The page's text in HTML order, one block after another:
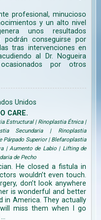
profesional, minucioso
y un alto nivel
unos resultados
podrán conseguirse por
tras intervenciones en
al Dr. Nogueira
por otros
Unidos
CARE.
Estructural | Rinoplastia Étnica |
Secundaria | Rinoplastia
Superior | Blefaroplastia
| Aumento de Labio | Lifting de
de Pecho
He closed a fistula in
wouldn’t even touch.
don’t look anywhere
is wonderful and better
in America. They actually
miss them when I go